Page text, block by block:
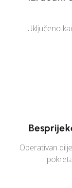
Uključeno
Operativan